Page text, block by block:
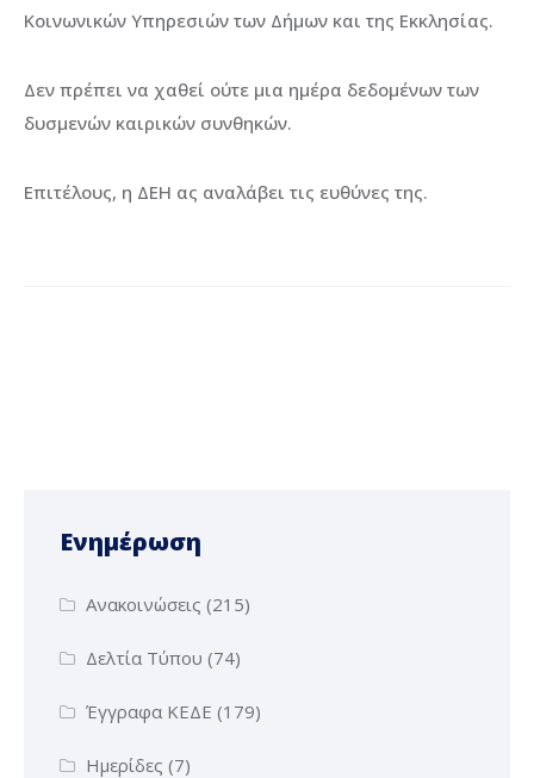
Κοινωνικών Υπηρεσιών των Δήμων και της Εκκλησίας.
Δεν πρέπει να χαθεί ούτε μια ημέρα δεδομένων των
δυσμενών καιρικών συνθηκών.
Επιτέλους, η ΔΕΗ ας αναλάβει τις ευθύνες της.
Ενημέρωση
Ανακοινώσεις (215)
Δελτία Τύπου (74)
Έγγραφα ΚΕΔΕ (179)
Ημερίδες (7)